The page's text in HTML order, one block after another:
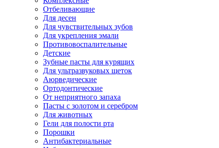
Отбеливающие
Для десен
Для чувствительных зубов
Для укрепления эмали
Противовоспалительные
Детские
Зубные пасты для курящих
Для ультразвуковых щеток
Аюрведические
Ортодонтические
От неприятного запаха
Пасты с золотом и серебром
Для животных
Гели для полости рта
Порошки
Антибактериальные